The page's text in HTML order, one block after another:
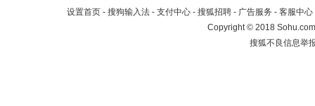
设置首页 - 搜狗输入法 - 支付中心 - 搜狐招聘 - 广告服务 - 客服中心
Copyright©2018
搜狐不良信息举